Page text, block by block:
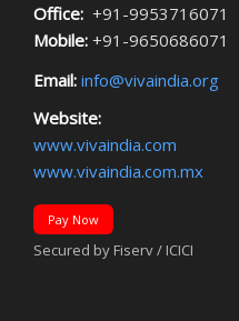
Office: +91-9953716071
Mobile: +91-9650686071
Email: info@vivaindia.org
Website:
www.vivaindia.com
www.vivaindia.com.mx
Pay Now
Secured by Fiserv / ICICI